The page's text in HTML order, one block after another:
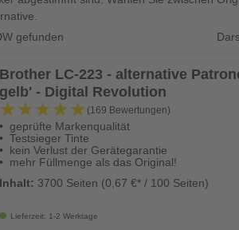
gefunden
Brother LC-223 - alternative
gelb' - Digital Revolution
★★★★★
★★★★★ (169 Bewertungen)
geprüfte Markenqualität
Testsieger Tinte
kein Verlust der Gerätegarantie
mehr Füllmenge als das Original!
Inhalt: 3700 Seiten (0,67 €* / 100 Seiten)
Lieferzeit: 1-2 Werktage